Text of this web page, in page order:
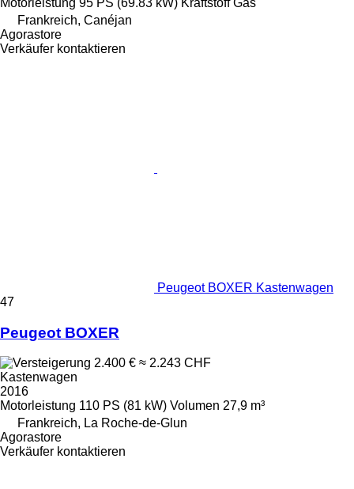
Frankreich, Canéjan
Agorastore
Verkäufer kontaktieren
Peugeot BOXER Kastenwagen
47
Peugeot BOXER
2.400 € ≈ 2.243 CHF
Kastenwagen
2016
Motorleistung 110 PS (81 kW) Volumen 27,9 m³
Frankreich, La Roche-de-Glun
Agorastore
Verkäufer kontaktieren